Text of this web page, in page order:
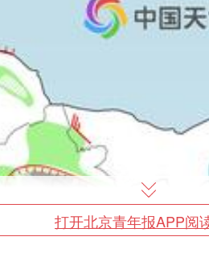
打开北京青年报APP阅